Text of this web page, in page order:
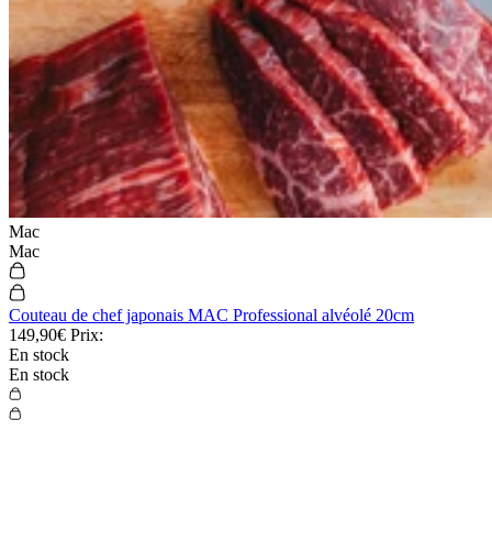
Mac
Mac
Couteau de chef japonais MAC Professional alvéolé 20cm
149,90€ Prix:
En stock
En stock